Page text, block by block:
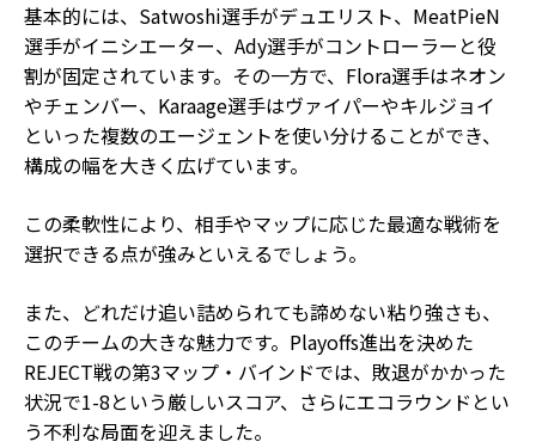
基本的には、Satwoshi選手がデュエリスト、MeatPieN
選手がイニシエーター、Ady選手がコントローラーと役
割が固定されています。その一方で、Flora選手はネオン
やチェンバー、Karaage選手はヴァイパーやキルジョイ
といった複数のエージェントを使い分けることができ、
構成の幅を大きく広げています。
この柔軟性により、相手やマップに応じた最適な戦術を
選択できる点が強みといえるでしょう。
また、どれだけ追い詰められても諦めない粘り強さも、
このチームの大きな魅力です。Playoffs進出を決めた
REJECT戦の第3マップ・バインドでは、敗退がかかった
状況で1-8という厳しいスコア、さらにエコラウンドとい
う不利な局面を迎えました。